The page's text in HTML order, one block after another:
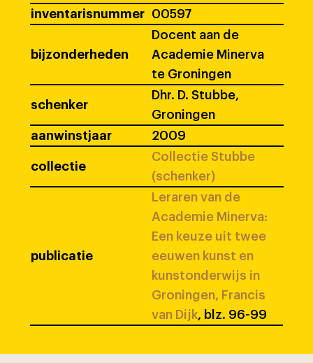
inventarisnummer
00597
bijzonderheden
Docent aan de
Academie Minerva
te Groningen
schenker
Dhr. D. Stubbe,
Groningen
aanwinstjaar
2009
collectie
Collectie Stubbe
(schenker)
publicatie
Leraren van de
Academie Minerva:
Een keuze uit twee
eeuwen kunst en
kunstonderwijs in
Groningen, Francis
van Dijk, blz. 96-99